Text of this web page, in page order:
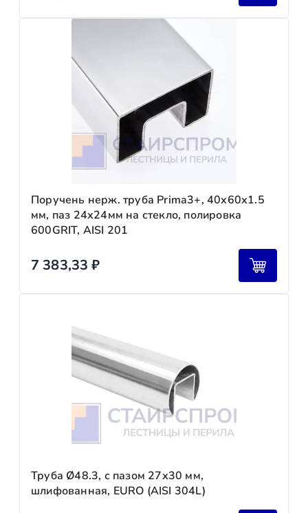
Поручень нерж. труба Prima3+, 40х60х1.5
мм, паз 24х24мм на стекло, полировка
600GRIT, AISI 201
7 383,33₽
Труба Ø48.3, с пазом 27х30 мм,
шлифованная, EURO (AISI 304L)